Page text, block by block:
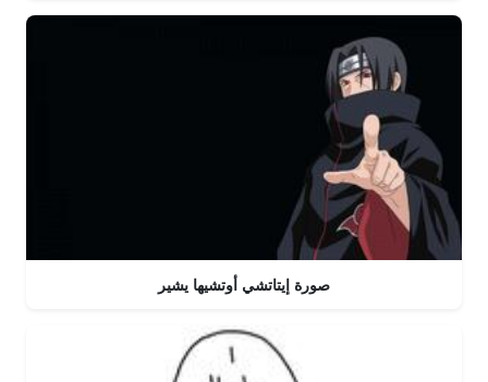
صورة إيتاتشي أوتشيها يشير